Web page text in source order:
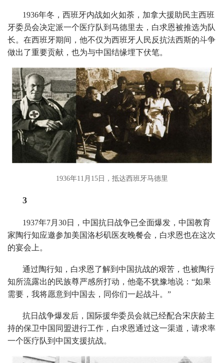
1936年冬，西班牙内战如火如荼，加拿大援助民主西班
牙委员会决定派一个医疗队到马德里去，白求恩被推选为队
长。在西班牙期间，他不仅为西班牙人民反抗法西斯的斗争
做出了重要贡献，也为与中国结缘埋下伏笔。
1936年11月15日，抵达西班牙马德里
3
1937年7月30日，中国抗日战争已全面爆发，中国教育
家陶行知应邀参加美国洛杉矶医友晚餐会，白求恩也在这次
的宴会上。
通过陶行知，白求恩了解到中国抗战的艰苦，也被陶行
知所流露出的民族尊严感所打动，他毫不犹豫地说：“如果
需要，我将愿意到中国去，同你们一起战斗。”
抗日战争爆发后，国际援华委员会就已经配合宋庆龄主
持的保卫中国同盟进行工作，白求恩通过这一渠道，请求率
一个医疗队到中国支援抗战。